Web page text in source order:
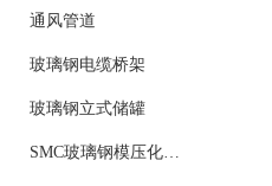
通风管道
玻璃钢电缆桥架
玻璃钢立式储罐
SMC玻璃钢模压化粪池